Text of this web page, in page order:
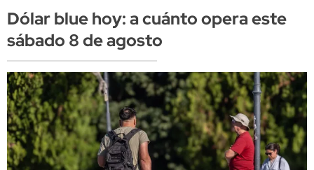
Dólar blue hoy: a cuánto opera este
sábado 8 de agosto